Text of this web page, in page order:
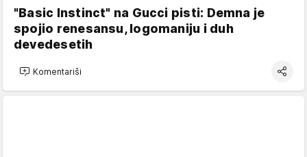
"Basic Instinct" na Gucci pisti: Demna je
spojio renesansu, logomaniju i duh
devedesetih
Komentariši